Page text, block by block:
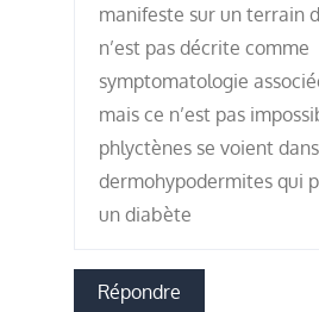
manifeste sur un terrain
n’est pas décrite comme
symptomatologie
mais ce n’est pas
phlyctènes se voient
dermohypodermites qui
un diabète
Répondre